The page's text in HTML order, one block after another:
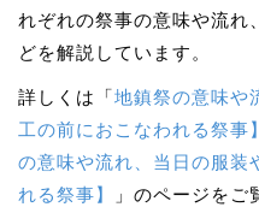
れぞれの祭事の意味や流れ
どを解説しています。
詳しくは「地鎮祭の意味や
工の前におこなわれる祭事】
の意味や流れ、当日の服装
れる祭事】
」のページをご